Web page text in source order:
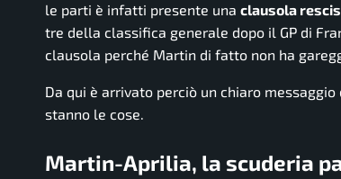
le parti è infatti presente una clausola
tre della classifica generale dopo il GP di
clausola perché Martin di fatto non ha
Da qui è arrivato perciò un chiaro
stanno le cose.
Martin-Aprilia, la scuderia